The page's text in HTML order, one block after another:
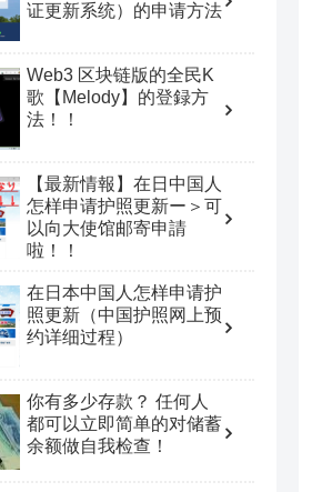
证更新系统）的申请方法
Web3 区块链版的全民K
歌【Melody】的登録方
法！！
【最新情報】在日中国人
怎样申请护照更新ー＞可
以向大使馆邮寄申請
啦！！
在日本中国人怎样申请护
照更新（中国护照网上预
约详细过程）
你有多少存款？ 任何人
都可以立即简单的对储蓄
余额做自我检查！